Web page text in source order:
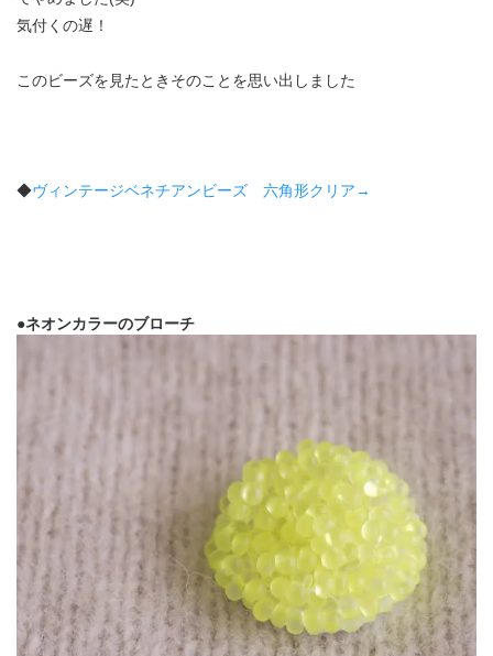
気付くの遅！
このビーズを見たときそのことを思い出しました
◆ヴィンテージベネチアンビーズ 六角形クリア→
●ネオンカラーのブローチ